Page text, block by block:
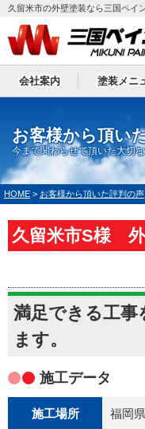
久留米市の外壁塗装なら三国ペイ
会社案内 塗装メニ
お客様から頂い
今まで関わらせて頂いた大切
HOME > お客様から頂いた評判の声
久留米市S様
満足できる工事
ます。
施工データ
施工場所 福岡